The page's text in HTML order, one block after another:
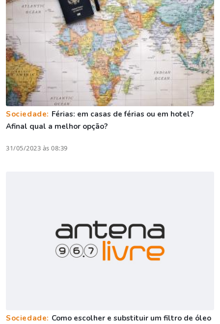
Sociedade: Férias: em casas de férias ou em hotel?
Afinal qual a melhor opção?
31/05/2023 às 08:39
Sociedade: Como escolher e substituir um filtro de óleo